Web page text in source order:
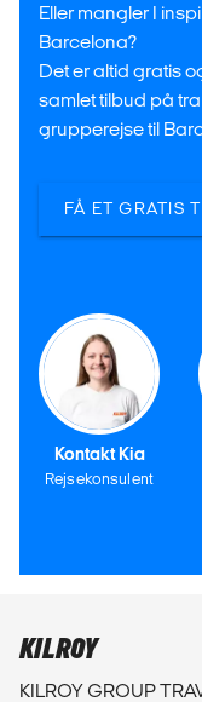
Eller mangler I
Barcelona?
Det er altid gratis
samlet tilbud på
grupperejse til
FÅ ET GRATIS
Kontakt Kia
Rejsekonsulent
KILROY
KILROY GROUP